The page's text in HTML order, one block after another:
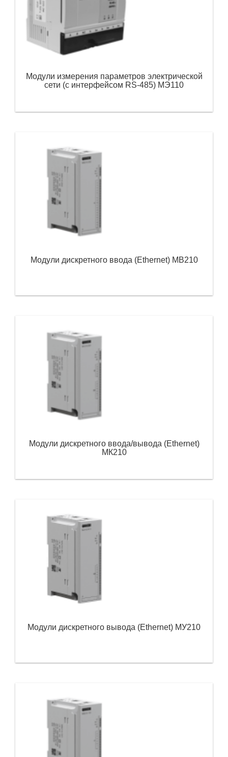
Модули измерения параметров электрической
сети (с интерфейсом RS-485) МЭ110
Модули дискретного ввода (Ethernet) МВ210
Модули дискретного ввода/вывода (Ethernet)
МК210
Модули дискретного вывода (Ethernet) МУ210